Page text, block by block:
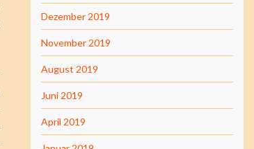
Dezember 2019
November 2019
August 2019
Juni 2019
April 2019